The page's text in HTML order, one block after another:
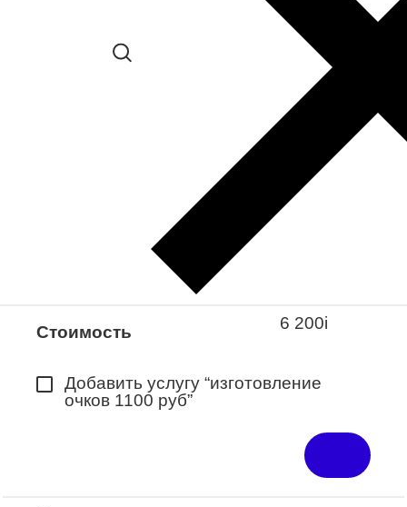
Закажите понравившуюся модель
в ближайший салон “Оптик-Экспресс”.
*Доступно для Республики
Стоимость 6 200i
Добавить услугу “изготовление
очков 1100 руб”
Сравнить товар